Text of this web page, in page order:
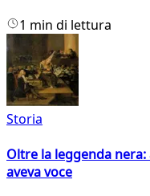
1 min di lettura
Storia
Oltre la leggenda
aveva voce